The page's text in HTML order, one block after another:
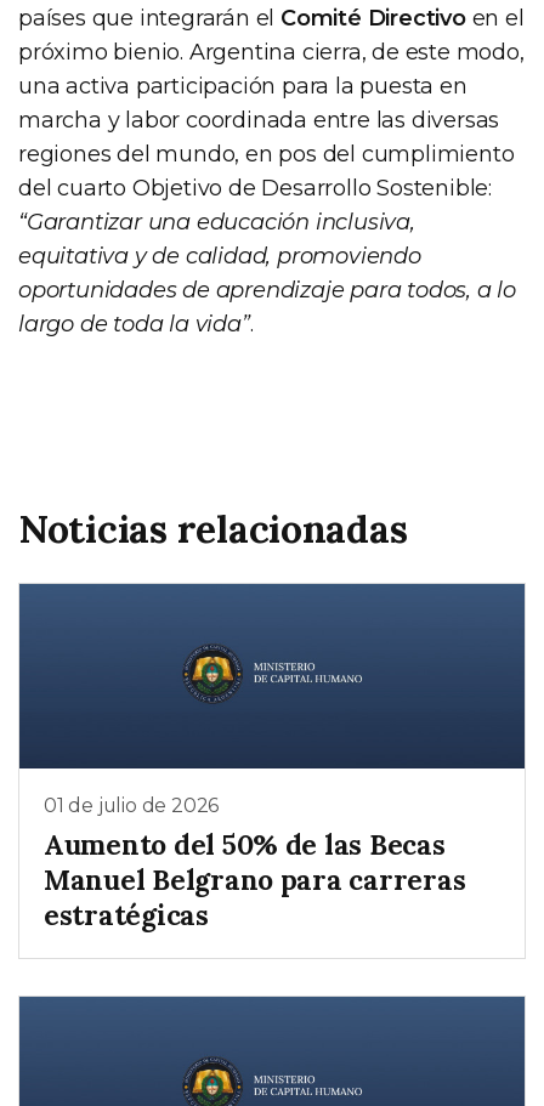
países que integrarán el Comité Directivoen el
próximo bienio. Argentina cierra, de este modo,
una activa participación para la puesta en
marcha y labor coordinada entre las diversas
regiones del mundo, en pos del cumplimiento
del cuarto Objetivo de Desarrollo Sostenible:
“Garantizar una educación inclusiva,
equitativa y de calidad, promoviendo
oportunidades de aprendizaje para todos, a lo
largo de toda la vida”.
Noticias relacionadas
01 de julio de 2026
Aumento del 50% de las Becas
Manuel Belgrano para carreras
estratégicas